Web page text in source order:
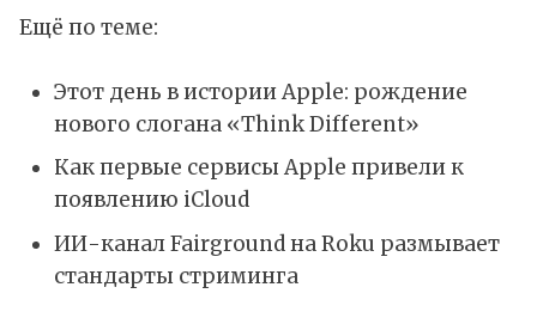
Ещё по теме:
Этот день в истории Apple: рождение
нового слогана «Think Different»
Как первые сервисы Apple привели к
появлению iCloud
ИИ-канал Fairground на Roku размывает
стандарты стриминга